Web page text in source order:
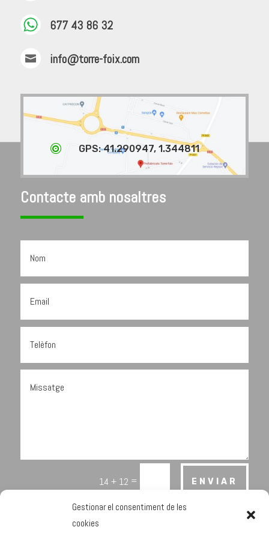
Gestionar el consentiment de les
cookies
677 43 86 32
 info@torre-foix.com
 GPS: 41.290947, 1.344811
Contacte amb nosaltres
14 + 12 = ENVIAR